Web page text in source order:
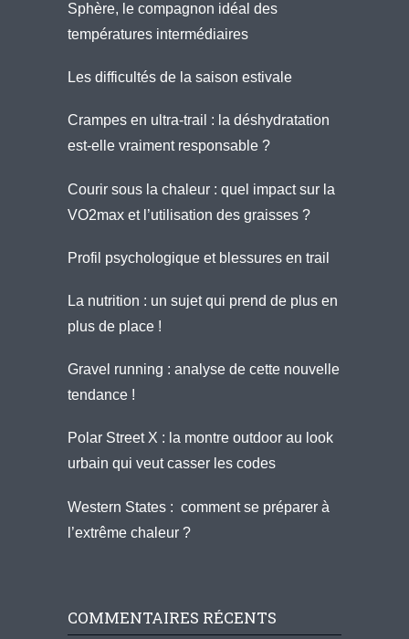
Sphère, le compagnon idéal des
températures intermédiaires
Les difficultés de la saison estivale
Crampes en ultra-trail : la déshydratation
est-elle vraiment responsable ?
Courir sous la chaleur : quel impact sur la
VO2max et l’utilisation des graisses ?
Profil psychologique et blessures en trail
La nutrition : un sujet qui prend de plus en
plus de place !
Gravel running : analyse de cette nouvelle
tendance !
Polar Street X : la montre outdoor au look
urbain qui veut casser les codes
Western States : comment se préparer à
l’extrême chaleur ?
COMMENTAIRES RÉCENTS